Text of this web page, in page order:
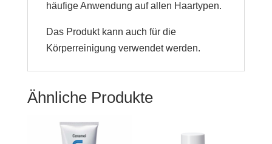
häufige Anwendung auf allen Haartypen.
Das Produkt kann auch für die
Körperreinigung verwendet werden.
Ähnliche Produkte